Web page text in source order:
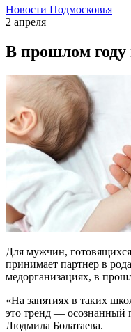
Новости Подмосковья
2 апреля
В прошлом
Для мужчин,
принимает партнер в
медорганизациях, в
«На занятиях в таких
это тренд — осознанный
Людмила Болатаева.